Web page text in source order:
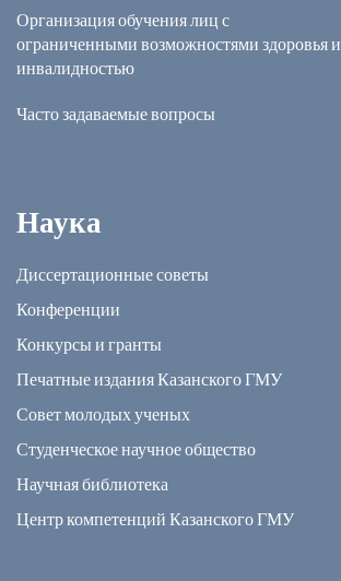
Организация обучения лиц с
ограниченными возможностями здоровья и
инвалидностью
Часто задаваемые вопросы
Наука
Диссертационные советы
Конференции
Конкурсы и гранты
Печатные издания Казанского ГМУ
Совет молодых ученых
Студенческое научное общество
Научная библиотека
Центр компетенций Казанского ГМУ